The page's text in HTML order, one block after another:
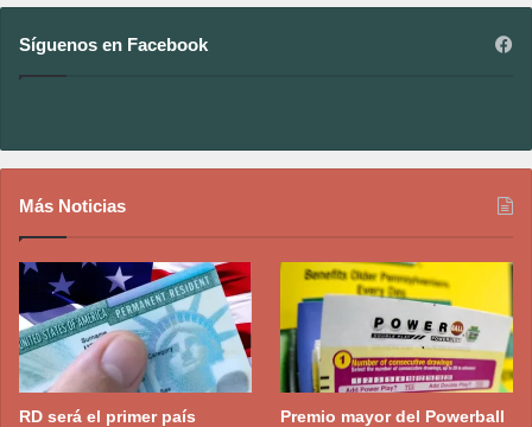
Síguenos en Facebook
Más Noticias
RD será el primer país
Premio mayor del Powerball